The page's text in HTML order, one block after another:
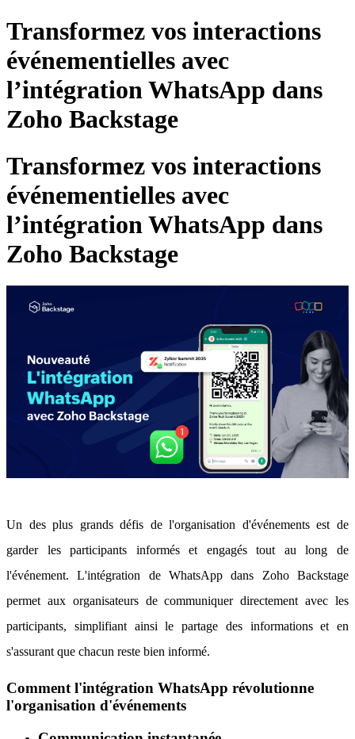
Transformez vos interactions
événementielles avec
l’intégration WhatsApp dans
Zoho Backstage
Transformez vos interactions
événementielles avec
l’intégration WhatsApp dans
Zoho Backstage
Un des plus grands défis de l'organisation d'événements est de
garder les participants informés et engagés tout au long de
l'événement. L'intégration de WhatsApp dans Zoho Backstage
permet aux organisateurs de communiquer directement avec les
participants, simplifiant ainsi le partage des informations et en
s'assurant que chacun reste bien informé.
Comment l'intégration WhatsApp révolutionne
l'organisation d'événements